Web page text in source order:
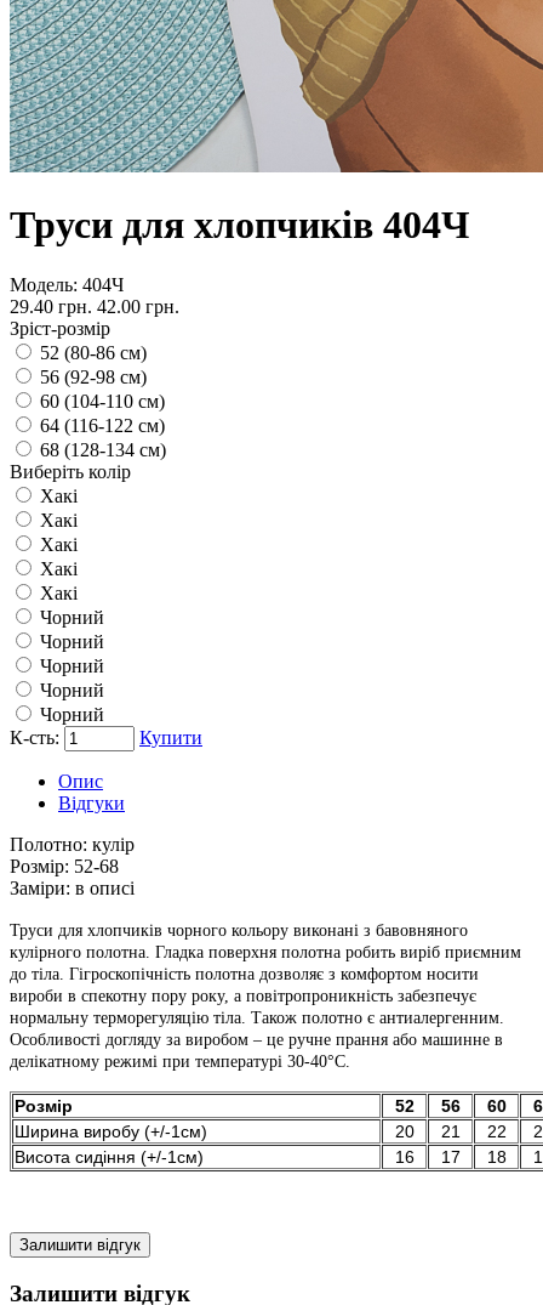
Труси для хлопчиків 404Ч
Модель: 404Ч
29.40 грн. 42.00 грн.
Зріст-розмір
52 (80-86 см)
56 (92-98 см)
60 (104-110 см)
64 (116-122 см)
68 (128-134 см)
Виберіть колір
Хакі
Хакі
Хакі
Хакі
Хакі
Чорний
Чорний
Чорний
Чорний
Чорний
К-сть:
Купити
Опис
Відгуки
Полотно: кулір
Розмір: 52-68
Заміри: в описі
Труси для хлопчиків чорного кольору виконані з бавовняного
кулірного полотна. Гладка поверхня полотна робить виріб приємним
до тіла. Гігроскопічність полотна дозволяє з комфортом носити
вироби в спекотну пору року, а повітропроникність забезпечує
нормальну терморегуляцію тіла. Також полотно є антиалергенним.
Особливості догляду за виробом – це ручне прання або машинне в
делікатному режимі при температурі 30-40°C.
Розмір 52 56 60
Ширина виробу (+/-1см)
20 21 22
Висота сидіння (+/-1см)
16 17 18
Залишити відгук
Залишити відгук